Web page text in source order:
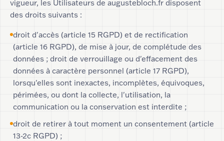
vigueur, les Utilisateurs de augustebloch.fr disposent
des droits suivants :
droit d'accès (article 15 RGPD) et de rectification
(article 16 RGPD), de mise à jour, de complétude des
données ; droit de verrouillage ou d'effacement des
données à caractère personnel (article 17 RGPD),
lorsqu'elles sont inexactes, incomplètes, équivoques,
périmées, ou dont la collecte, l'utilisation, la
communication ou la conservation est interdite ;
droit de retirer à tout moment un consentement (article
13-2c RGPD) ;